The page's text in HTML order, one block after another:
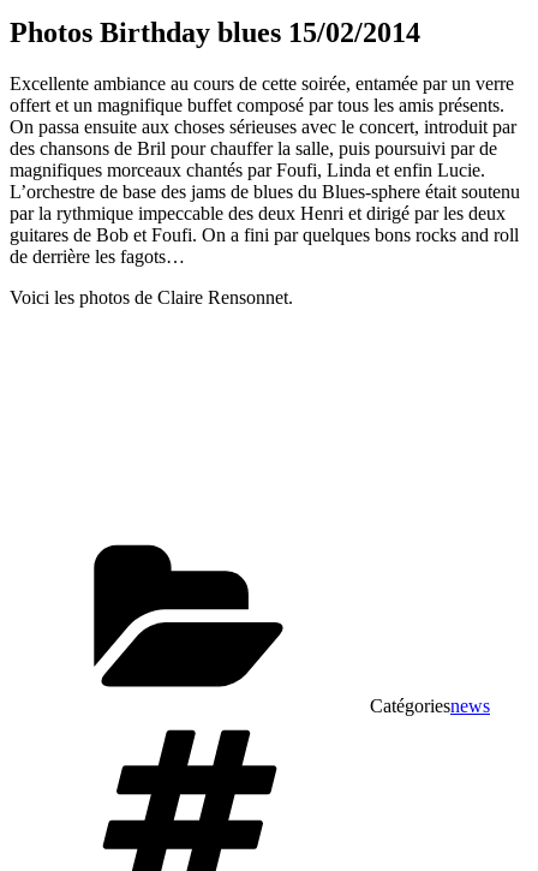
Photos Birthday blues 15/02/2014
Excellente ambiance au cours de cette soirée, entamée par un verre
offert et un magnifique buffet composé par tous les amis présents.
On passa ensuite aux choses sérieuses avec le concert, introduit par
des chansons de Bril pour chauffer la salle, puis poursuivi par de
magnifiques morceaux chantés par Foufi, Linda et enfin Lucie.
L’orchestre de base des jams de blues du Blues-sphere était soutenu
par la rythmique impeccable des deux Henri et dirigé par les deux
guitares de Bob et Foufi. On a fini par quelques bons rocks and roll
de derrière les fagots…
Voici les photos de Claire Rensonnet.
Catégoriesnews